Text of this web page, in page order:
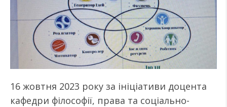
16 жовтня 2023 року за ініціативи доцента
кафедри філософії, права та соціально-